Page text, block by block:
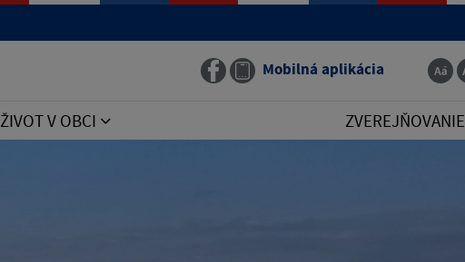
Mobilná aplikácia
ŽIVOT V OBCI ZVEREJŇOVANIE